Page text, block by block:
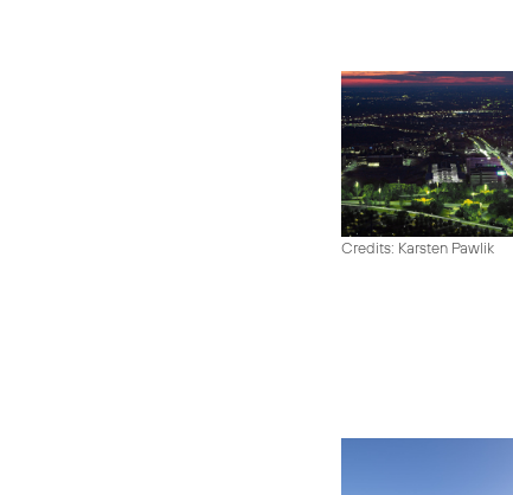
Credits: Karsten Pawlik